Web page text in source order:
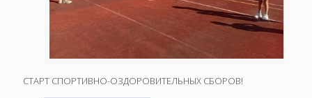
СТАРТ СПОРТИВНО-ОЗДОРОВИТЕЛЬНЫХ СБОРОВ!